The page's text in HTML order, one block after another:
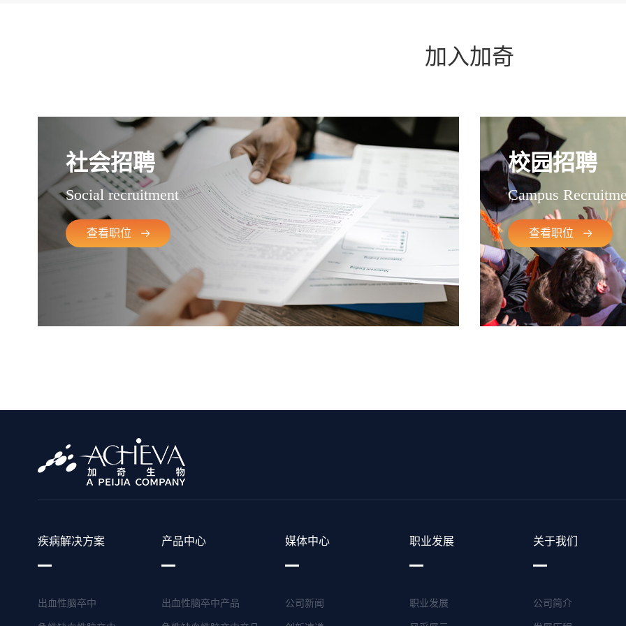
加入加奇
社会招聘
Social recruitment
查看职位
校园招聘
Campus
查看职位
疾病解决方案
出血性脑卒中
产品中心
出血性脑卒中产品
媒体中心
公司新闻
职业发展
职业发展
关于我们
公司简介